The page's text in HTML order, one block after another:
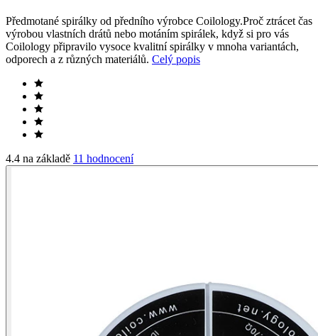
Předmotané spirálky od předního výrobce Coilology.Proč ztrácet čas
výrobou vlastních drátů nebo motáním spirálek, když si pro vás
Coilology připravilo vysoce kvalitní spirálky v mnoha variantách,
odporech a z různých materiálů. Celý popis
4.4 na základě 11 hodnocení